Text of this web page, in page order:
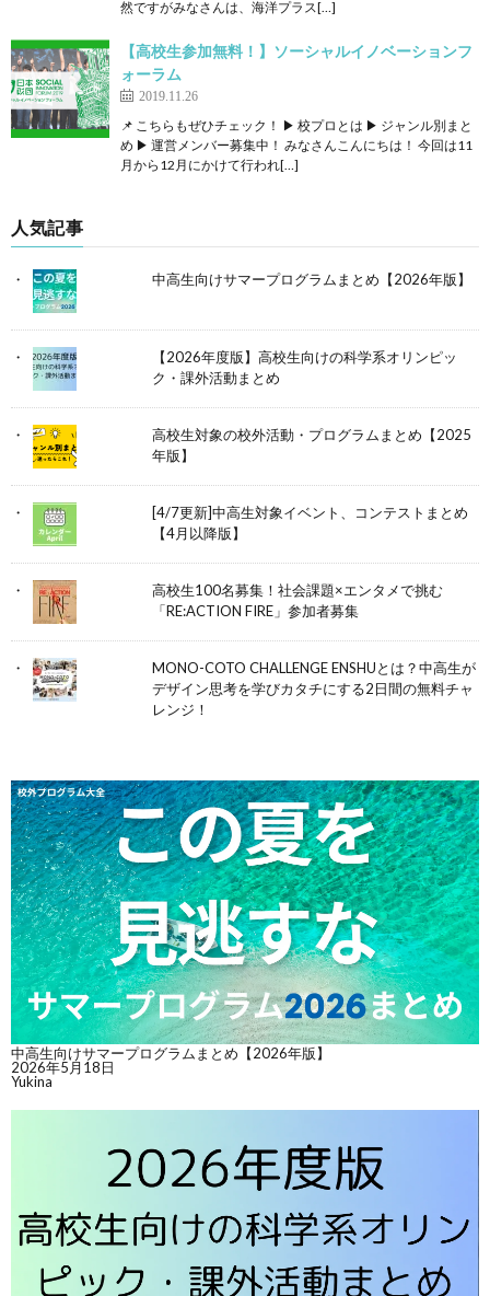
然ですがみなさんは、海洋プラス[…]
【高校生参加無料！】ソーシャルイノベーションフ
ォーラム
2019.11.26
📌 こちらもぜひチェック！ ▶ 校プロとは ▶ ジャンル別まと
め ▶ 運営メンバー募集中！ みなさんこんにちは！ 今回は11
月から12月にかけて行われ[…]
人気記事
中高生向けサマープログラムまとめ【2026年版】
【2026年度版】高校生向けの科学系オリンピッ
ク・課外活動まとめ
高校生対象の校外活動・プログラムまとめ【2025
年版】
[4/7更新]中高生対象イベント、コンテストまとめ
【4月以降版】
高校生100名募集！社会課題×エンタメで挑む
「RE:ACTION FIRE」参加者募集
MONO-COTO CHALLENGE ENSHUとは？中高生が
デザイン思考を学びカタチにする2日間の無料チャ
レンジ！
中高生向けサマープログラムまとめ【2026年版】
2026年5月18日
Yukina